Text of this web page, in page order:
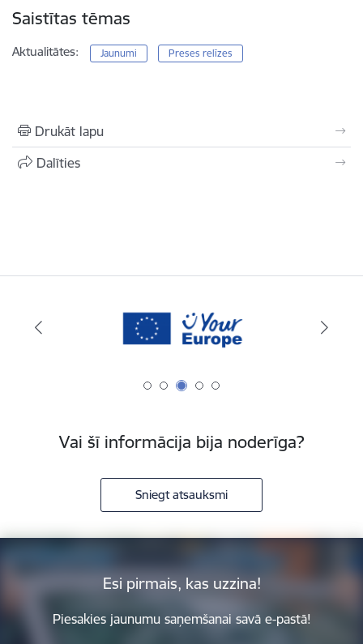
Saistītas tēmas
Aktualitātes: Jaunumi Preses relīzes
Drukāt lapu
Dalīties
Vai šī informācija bija noderīga?
Sniegt atsauksmi
Esi pirmais, kas uzzina!
Piesakies jaunumu saņemšanai savā e-pastā!